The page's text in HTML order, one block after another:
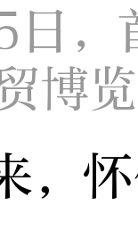
日，
博
怀